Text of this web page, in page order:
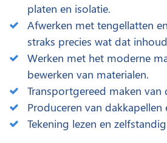
platen en isolatie.
Afwerken met tengellatten
straks precies wat dat
Werken met het moderne
bewerken van materialen.
Transportgereed maken van
Produceren van
Tekening lezen en